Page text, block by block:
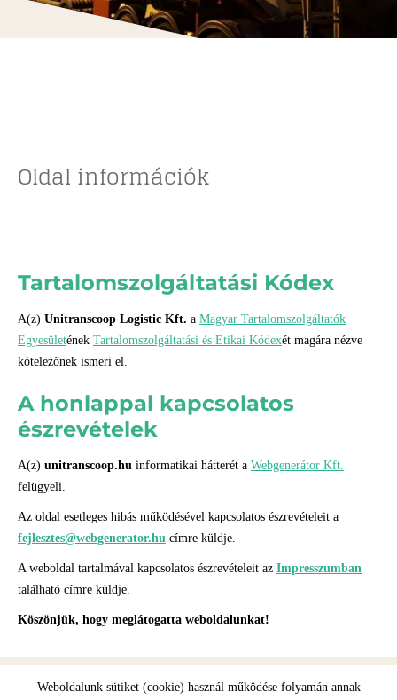
Oldal információk
Tartalomszolgáltatási Kódex
A(z) Unitranscoop Logistic Kft. a Magyar Tartalomszolgáltatók
Egyesületének Tartalomszolgáltatási és Etikai Kódexét magára nézve
kötelezőnek ismeri el.
A honlappal kapcsolatos
észrevételek
A(z) unitranscoop.hu informatikai hátterét a Webgenerátor Kft.
felügyeli.
Az oldal esetleges hibás működésével kapcsolatos észrevételeit a
fejlesztes@webgenerator.hu címre küldje.
A weboldal tartalmával kapcsolatos észrevételeit az Impresszumban
található címre küldje.
Köszönjük, hogy meglátogatta weboldalunkat!
Weboldalunk sütiket (cookie) használ működése folyamán annak